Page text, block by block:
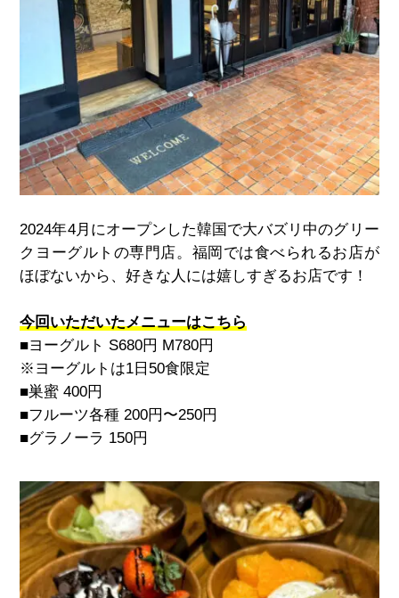
2024年4月にオープンした韓国で大バズリ中のグリー
クヨーグルトの専門店。福岡では食べられるお店が
ほぼないから、好きな人には嬉しすぎるお店です！
今回いただいたメニューはこちら
■ヨーグルト S680円 M780円
※ヨーグルトは1 日 50食限定
■巣蜜 400円
■フルーツ各種 200円〜250円
■グラノーラ 150円